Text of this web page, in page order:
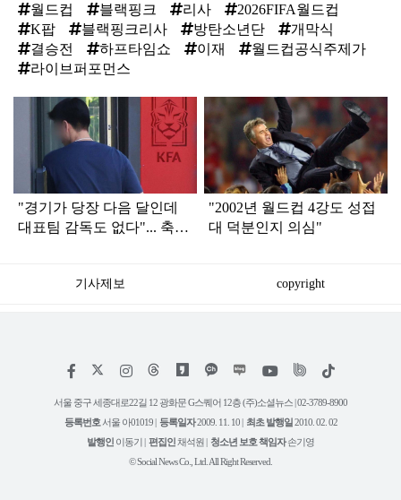
월드컵 블랙핑크 리사
2026FIFA월드컵
K팝
블랙핑크리사 방탄소년단
개막식
결승전
하프타임쇼 이재
월드컵공식주제가
라이브퍼포먼스
"경기가 당장 다음 달인데
대표팀 감독도 없다"... 축구
"2002년 월드컵 4강도 성접
대 덕분인지 의심"
기사제보 copyright
페
스
인
타
램
위
트
유
튜
틱
서울 중구 세종대로22길 12 광화문 G스퀘어 12층 (주)소셜뉴스 | 02-3789-8900
등록번호 서울 아01019 | 등록일자2009. 11. 10 | 최초 발행일2010. 02. 02
발행인 이동기 | 편집인채석원 | 청소년 보호 책임자손기영
© Social News Co., Ltd. All Right Reserved.